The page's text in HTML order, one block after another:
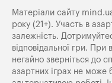
Матеріали сайту
року (21+). Участь в
залежність.
відповідальної гри.
негайно зверніться до
азартних іграх не може